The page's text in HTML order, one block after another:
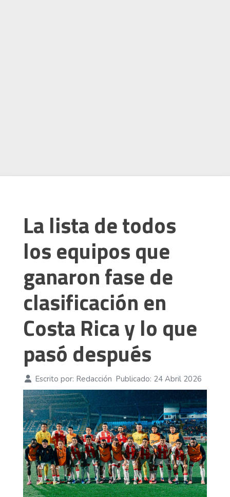
La lista de todos
los equipos que
ganaron fase de
clasificación en
Costa Rica y lo que
pasó después
Escrito por: Redacción Publicado: 24 Abril 2026